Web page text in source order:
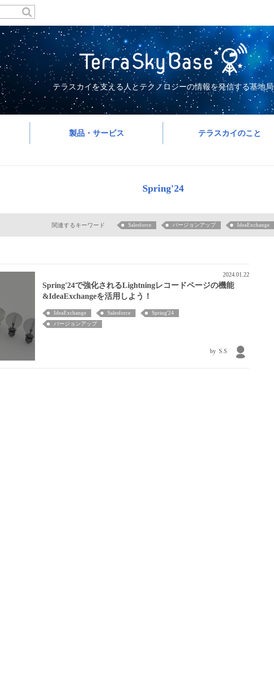
テラスカイを支える人とテクノロジーの情報を発信する基地局
製品・サービス テラスカイのこと
Spring'24
関連するキーワード Salesforce バージョンアップ IdeaExchange
2024.01.22
Spring'24で強化されるLightningレコードページの機能
&IdeaExchangeを活用しよう！
IdeaExchange Salesforce
Spring'24
バージョンアップ
S.S